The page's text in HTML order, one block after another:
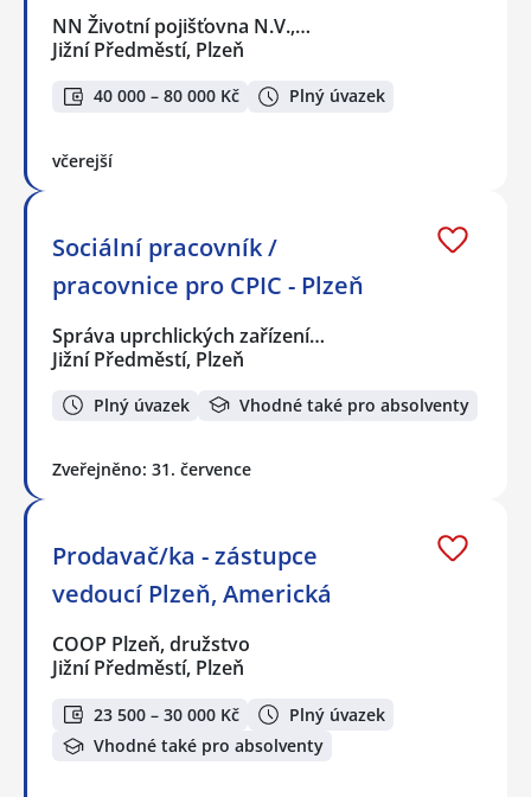
NN Životní pojišťovna N.V.,…
Jižní Předměstí, Plzeň
40 000 – 80 000 Kč Plný úvazek
včerejší
Sociální pracovník /
pracovnice pro CPIC - Plzeň
Správa uprchlických zařízení…
Jižní Předměstí, Plzeň
Plný úvazek Vhodné také pro absolventy
Zveřejněno: 31. července
Prodavač/ka - zástupce
vedoucí Plzeň, Americká
COOP Plzeň, družstvo
Jižní Předměstí, Plzeň
23 500 – 30 000 Kč
Plný úvazek
Vhodné také pro absolventy